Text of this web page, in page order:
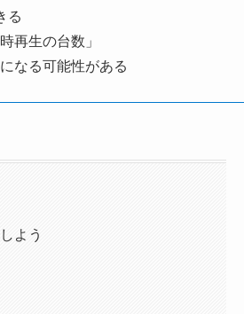
る
再生の台数」
なる可能性がある
よう